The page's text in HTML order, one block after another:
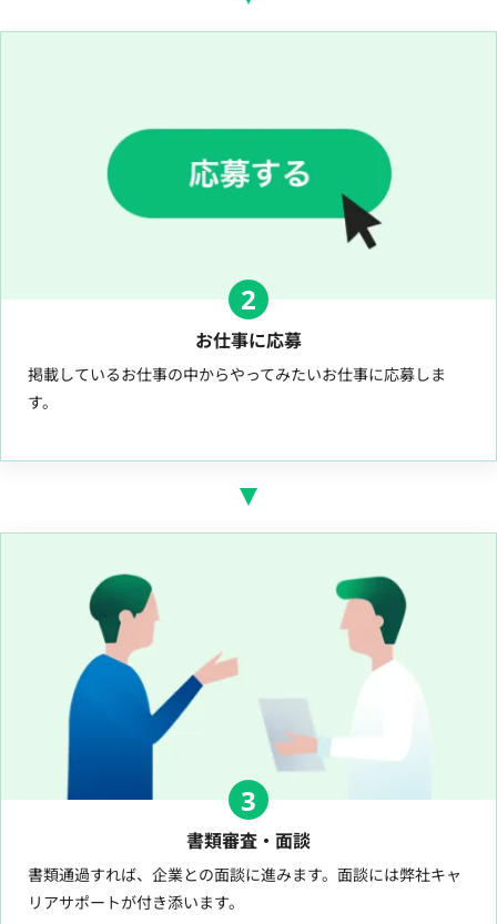
2
お仕事に応募
掲載しているお仕事の中からやってみたいお仕事に応募しま
す。
3
書類審査・面談
書類通過すれば、企業との面談に進みます。面談には弊社キャ
リアサポートが付き添います。